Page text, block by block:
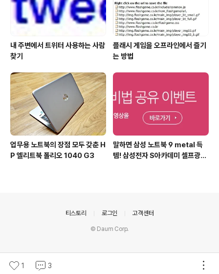
내 주변에서 트위터 사용하는 사람
찾기
플래시 게임을 오프라인에서 즐기
는 방법
업무용 노트북의 장점 모두 갖춘 H
P 엘리트북 폴리오 1040 G3
말하면 삼성 노트북 9 metal 득
템! 삼성전자 S아카데미 셀프광고
1 3
티스토리 로그인 고객센터
© Daum Corp.